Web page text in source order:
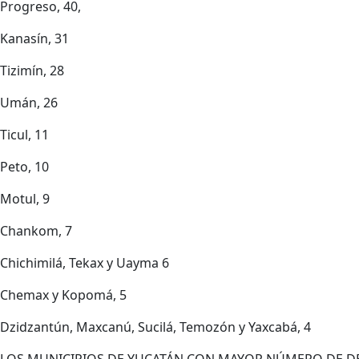
Progreso, 40,
Kanasín, 31
Tizimín, 28
Umán, 26
Ticul, 11
Peto, 10
Motul, 9
Chankom, 7
Chichimilá, Tekax y Uayma 6
Chemax y Kopomá, 5
Dzidzantún, Maxcanú, Sucilá, Temozón y Yaxcabá, 4